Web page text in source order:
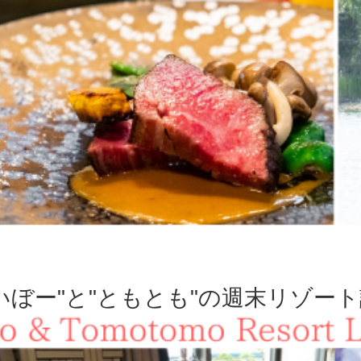
ぼー"と"ともとも"の週末リゾー